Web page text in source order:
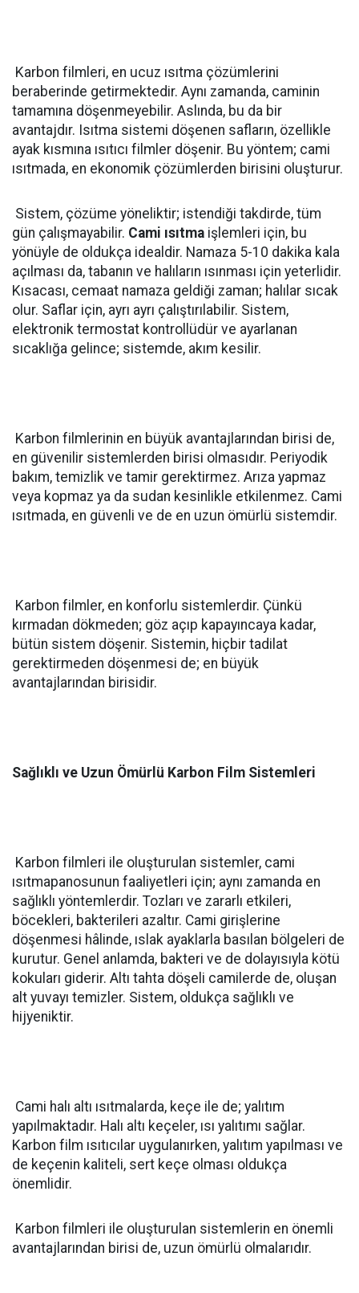
Karbon filmleri, en ucuz ısıtma çözümlerini
beraberinde getirmektedir. Aynı zamanda, caminin
tamamına döşenmeyebilir. Aslında, bu da bir
avantajdır. Isıtma sistemi döşenen safların, özellikle
ayak kısmına ısıtıcı filmler döşenir. Bu yöntem; cami
ısıtmada, en ekonomik çözümlerden birisini oluşturur.
Sistem, çözüme yöneliktir; istendiği takdirde, tüm
gün çalışmayabilir. Cami ısıtma işlemleri için, bu
yönüyle de oldukça idealdir. Namaza 5-10 dakika kala
açılması da, tabanın ve halıların ısınması için yeterlidir.
Kısacası, cemaat namaza geldiği zaman; halılar sıcak
olur. Saflar için, ayrı ayrı çalıştırılabilir. Sistem,
elektronik termostat kontrollüdür ve ayarlanan
sıcaklığa gelince; sistemde, akım kesilir.
Karbon filmlerinin en büyük avantajlarından birisi de,
en güvenilir sistemlerden birisi olmasıdır. Periyodik
bakım, temizlik ve tamir gerektirmez. Arıza yapmaz
veya kopmaz ya da sudan kesinlikle etkilenmez. Cami
ısıtmada, en güvenli ve de en uzun ömürlü sistemdir.
Karbon filmler, en konforlu sistemlerdir. Çünkü
kırmadan dökmeden; göz açıp kapayıncaya kadar,
bütün sistem döşenir. Sistemin, hiçbir tadilat
gerektirmeden döşenmesi de; en büyük
avantajlarından birisidir.
Sağlıklı ve Uzun Ömürlü Karbon Film Sistemleri
Karbon filmleri ile oluşturulan sistemler, cami
ısıtmapanosunun faaliyetleri için; aynı zamanda en
sağlıklı yöntemlerdir. Tozları ve zararlı etkileri,
böcekleri, bakterileri azaltır. Cami girişlerine
döşenmesi hâlinde, ıslak ayaklarla basılan bölgeleri de
kurutur. Genel anlamda, bakteri ve de dolayısıyla kötü
kokuları giderir. Altı tahta döşeli camilerde de, oluşan
alt yuvayı temizler. Sistem, oldukça sağlıklı ve
hijyeniktir.
Cami halı altı ısıtmalarda, keçe ile de; yalıtım
yapılmaktadır. Halı altı keçeler, ısı yalıtımı sağlar.
Karbon film ısıtıcılar uygulanırken, yalıtım yapılması ve
de keçenin kaliteli, sert keçe olması oldukça
önemlidir.
Karbon filmleri ile oluşturulan sistemlerin en önemli
avantajlarından birisi de, uzun ömürlü olmalarıdır.